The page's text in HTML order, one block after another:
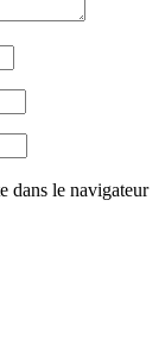
dans le navigateur